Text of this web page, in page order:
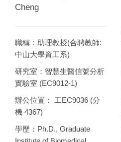
Cheng
職稱：助理教授(合聘教師:
中山大學資工系)
研究室：智慧生醫信號分析
實驗室 (EC9012-1)
辦公位置： 工EC9036 (分
機 4367)
學歷：Ph.D., Graduate